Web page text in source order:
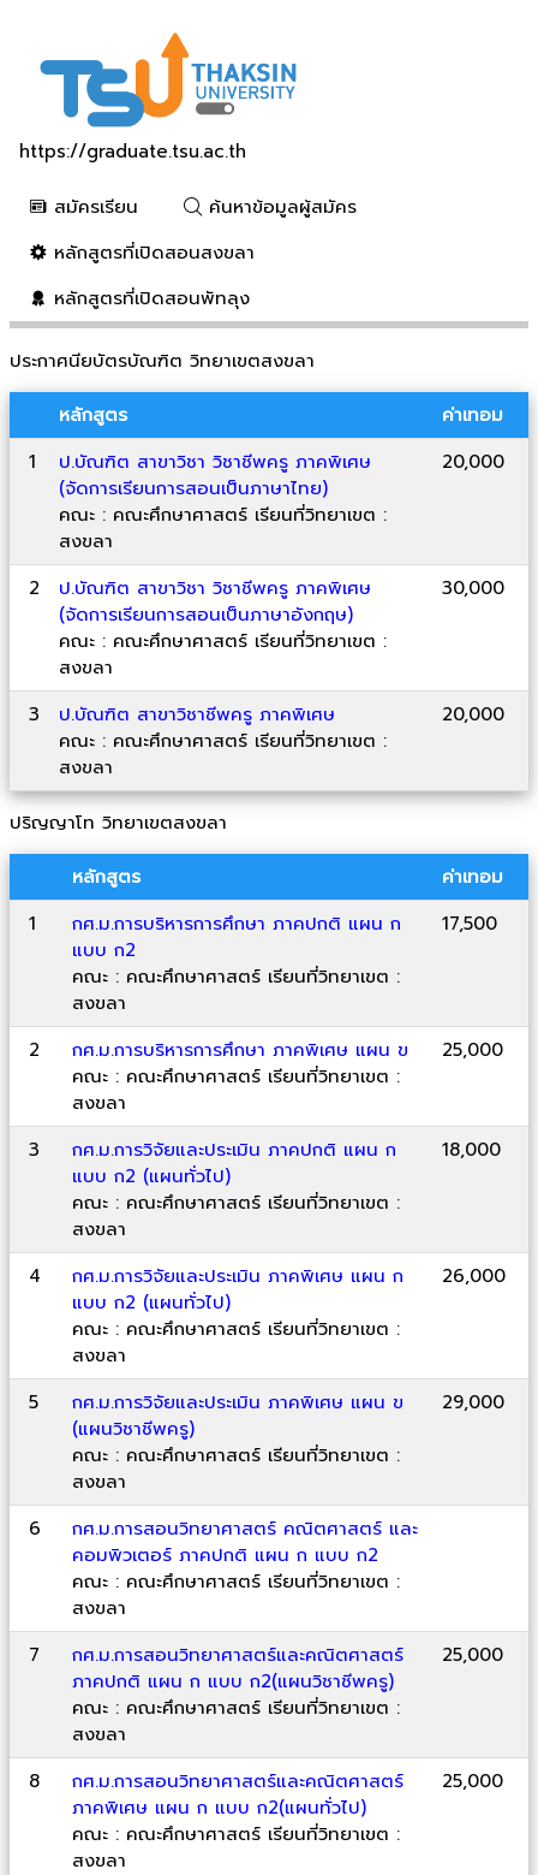
https://graduate.tsu.ac.th
สมัครเรียน
ค้นหาข้อมูลผู้สมัคร
หลักสูตรที่เปิดสอนสงขลา
หลักสูตรที่เปิดสอนพัทลุง
ประกาศนียบัตรบัณฑิต วิทยาเขตสงขลา
หลักสูตร
ค่าเทอม
1
ป.บัณฑิต สาขาวิชา วิชาชีพครู ภาคพิเศษ
(จัดการเรียนการสอนเป็นภาษาไทย)
คณะ : คณะศึกษาศาสตร์ เรียนที่วิทยาเขต :
สงขลา
20,000
2
ป.บัณฑิต สาขาวิชา วิชาชีพครู ภาคพิเศษ
(จัดการเรียนการสอนเป็นภาษาอังกฤษ)
คณะ : คณะศึกษาศาสตร์ เรียนที่วิทยาเขต :
สงขลา
30,000
3
ป.บัณฑิต สาขาวิชาชีพครู ภาคพิเศษ
คณะ : คณะศึกษาศาสตร์ เรียนที่วิทยาเขต :
สงขลา
20,000
ปริญญาโท วิทยาเขตสงขลา
หลักสูตร
ค่าเทอม
1
กศ.ม.การบริหารการศึกษา ภาคปกติ แผน ก
แบบ ก2
คณะ : คณะศึกษาศาสตร์ เรียนที่วิทยาเขต :
สงขลา
17,500
2
กศ.ม.การบริหารการศึกษา ภาคพิเศษ แผน ข
คณะ : คณะศึกษาศาสตร์ เรียนที่วิทยาเขต :
สงขลา
25,000
3
กศ.ม.การวิจัยและประเมิน ภาคปกติ แผน ก
แบบ ก2 (แผนทั่วไป)
คณะ : คณะศึกษาศาสตร์ เรียนที่วิทยาเขต :
สงขลา
18,000
4
กศ.ม.การวิจัยและประเมิน ภาคพิเศษ แผน ก
แบบ ก2 (แผนทั่วไป)
คณะ : คณะศึกษาศาสตร์ เรียนที่วิทยาเขต :
สงขลา
26,000
5
กศ.ม.การวิจัยและประเมิน ภาคพิเศษ แผน ข
(แผนวิชาชีพครู)
คณะ : คณะศึกษาศาสตร์ เรียนที่วิทยาเขต :
สงขลา
29,000
6
กศ.ม.การสอนวิทยาศาสตร์ คณิตศาสตร์ และ
คอมพิวเตอร์ ภาคปกติ แผน ก แบบ ก2
คณะ : คณะศึกษาศาสตร์ เรียนที่วิทยาเขต :
สงขลา
7
กศ.ม.การสอนวิทยาศาสตร์และคณิตศาสตร์
ภาคปกติ แผน ก แบบ ก2(แผนวิชาชีพครู)
คณะ : คณะศึกษาศาสตร์ เรียนที่วิทยาเขต :
สงขลา
25,000
8
กศ.ม.การสอนวิทยาศาสตร์และคณิตศาสตร์
ภาคพิเศษ แผน ก แบบ ก2(แผนทั่วไป)
คณะ : คณะศึกษาศาสตร์ เรียนที่วิทยาเขต :
สงขลา
25,000